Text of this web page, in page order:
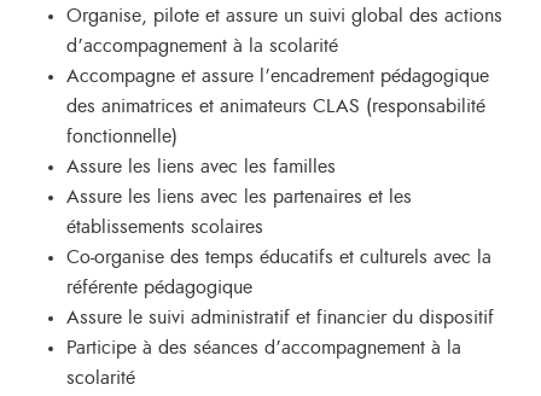
Organise, pilote et assure un suivi global des actions
d’accompagnement à la scolarité
Accompagne et assure l’encadrement pédagogique
des animatrices et animateurs CLAS (responsabilité
fonctionnelle)
Assure les liens avec les familles
Assure les liens avec les partenaires et les
établissements scolaires
Co-organise des temps éducatifs et culturels avec la
référente pédagogique
Assure le suivi administratif et financier du dispositif
Participe à des séances d’accompagnement à la
scolarité